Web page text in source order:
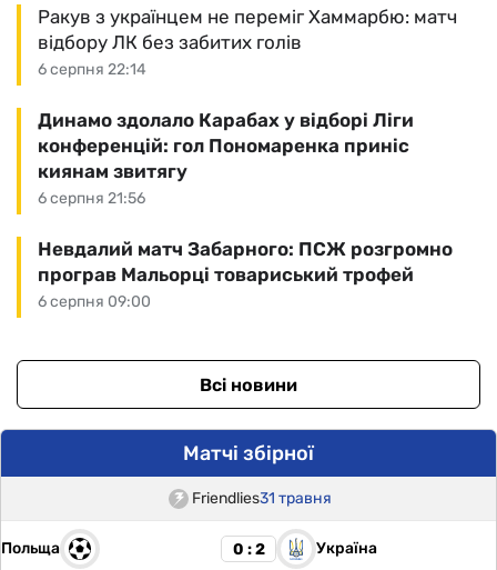
6 серпня 22:14
Ракув з українцем не переміг Хаммарбю: матч
відбору ЛК без забитих голів
6 серпня 21:56
Динамо здолало Карабах у відборі Ліги
конференцій: гол Пономаренка приніс
киянам звитягу
6 серпня 09:00
Невдалий матч Забарного: ПСЖ розгромно
програв Мальорці товариський трофей
Всі новини
Матчі збірної
Friendlies31 травня
Польща 0 : 2 Україна